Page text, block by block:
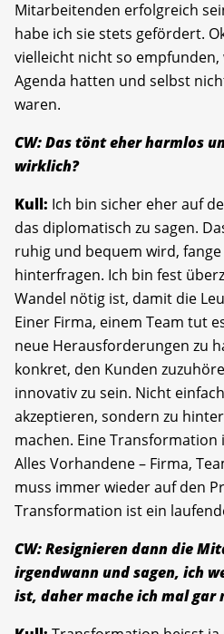
Mitarbeitenden erfolgreich
habe ich sie stets gefördert.
vielleicht nicht so empfunden,
Agenda hatten und selbst
waren.
CW: Das tönt eher harmlos
wirklich?
Kull: Ich bin sicher eher auf
das diplomatisch zu sagen.
ruhig und bequem wird,
hinterfragen. Ich bin fest
Wandel nötig ist, damit die
Einer Firma, einem Team tut
neue Herausforderungen zu
konkret, den Kunden
innovativ zu sein. Nicht
akzeptieren, sondern zu
machen. Eine Transformation
Alles Vorhandene – Firma,
muss immer wieder auf den
Transformation ist ein
CW: Resignieren dann die
irgendwann und sagen, ich
ist, daher mache ich mal gar